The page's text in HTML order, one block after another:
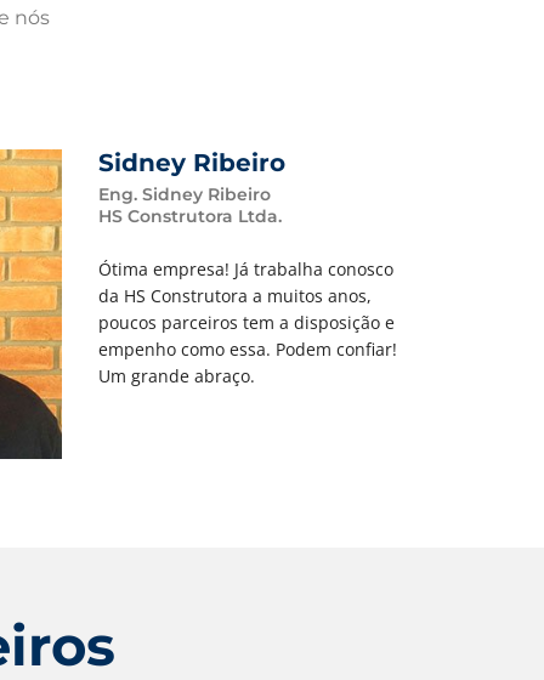
nós
Sidney Ribeiro
Eng. Sidney Ribeiro
HS Construtora Ltda.
Ótima empresa! Já trabalha conosco
da HS Construtora a muitos anos,
poucos parceiros tem a disposição e
empenho como essa. Podem confiar!
Um grande abraço.